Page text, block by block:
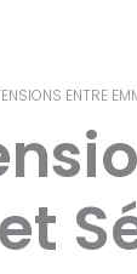
ENTRE